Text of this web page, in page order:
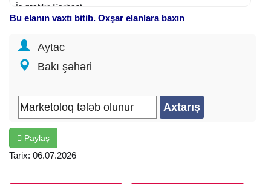
İş qrafiki: Sərbəst
İş təcrübəsi: Təcrübəsiz
İş yerinin ünvanı: Qara Qarayev m.
Distant iş: Bəli
Bu elanın vaxtı bitib. Oxşar elanlara baxın
Aytac
Bakı şəhəri
Paylaş
Tarix: 06.07.2026